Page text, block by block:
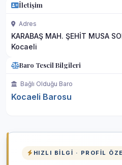
İletişim
Adres
KARABAŞ MAH. ŞEHİT MUSA
Kocaeli
Baro Tescil Bilgileri
Bağlı Olduğu Baro
Kocaeli Barosu
HIZLI BILGI · PROFIL